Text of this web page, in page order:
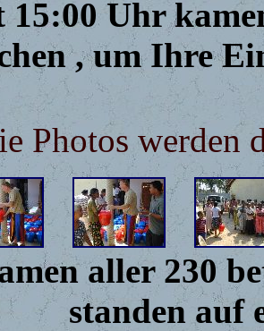
Uhr
, um Ihre
Photos werden
aller 230
standen auf